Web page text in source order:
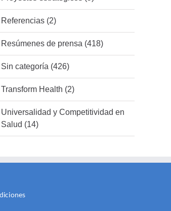
la Prensa Digital del
15 de diciembre de
2021
Referencias (2)
Resúmenes de prensa (418)
Sin categoría (426)
Transform Health (2)
Universalidad y Competitividad en
Salud (14)